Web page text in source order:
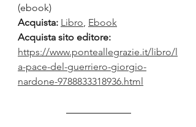
(ebook)
Acquista: Libro, Ebook
Acquista sito editore:
https://www.ponteallegrazie.it/libro/l
a-pace-del-guerriero-giorgio-
nardone-9788833318936.html